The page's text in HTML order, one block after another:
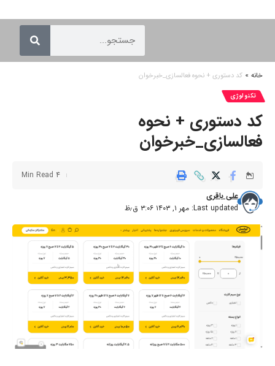
خانه » کد دستوری + نحوه فعالسازی_خبرخوان
تکنولوژی
کد دستوری + نحوه
فعالسازی_خبرخوان
Last updated: مهر ۱, ۱۴۰۳ ۳:۰۶ ق٫ظ
علی باقری
4 Min Read